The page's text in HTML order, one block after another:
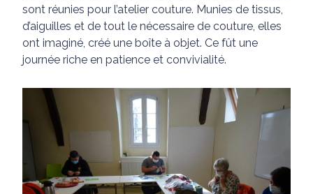
sont réunies pour l’atelier couture. Munies de tissus,
d’aiguilles et de tout le nécessaire de couture, elles
ont imaginé, créé une boîte à objet. Ce fût une
journée riche en patience et convivialité.